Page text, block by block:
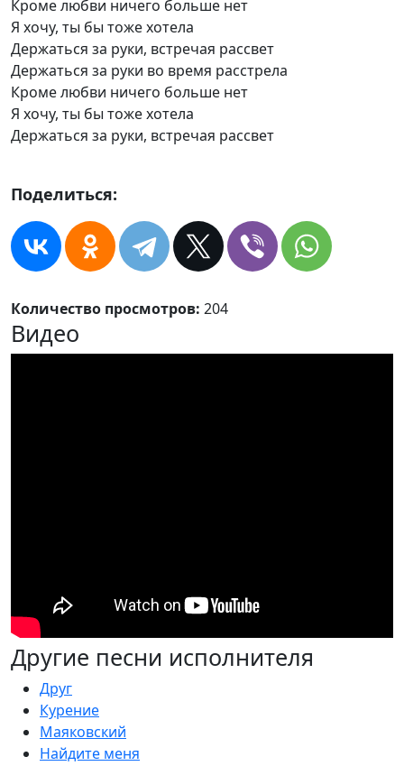
Кроме любви ничего больше нет
Я хочу, ты бы тоже хотела
Держаться за руки, встречая рассвет
Держаться за руки во время расстрела
Кроме любви ничего больше нет
Я хочу, ты бы тоже хотела
Держаться за руки, встречая рассвет
Поделиться:
Количество просмотров: 204
Видео
Другие песни исполнителя
Друг
Курение
Маяковский
Найдите меня